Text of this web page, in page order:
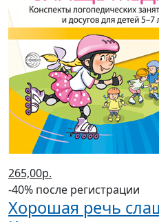
265,00р.
-40% после регистрации
Хорошая речь